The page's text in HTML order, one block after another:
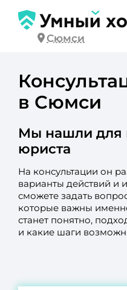
Сюмси
в Сюмси
Мы нашли для
юриста
На консультации он
варианты действий и
сможете задать
которые важны
станет понятно,
и какие шаги